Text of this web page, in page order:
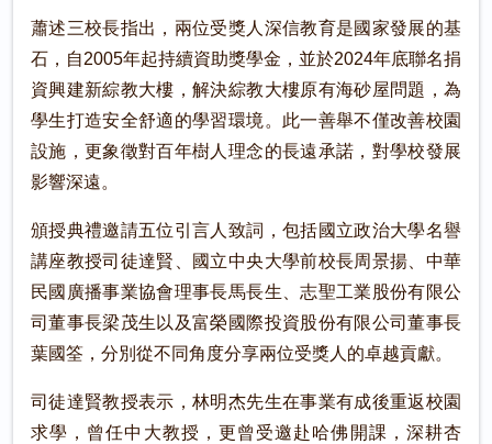
蕭述三校長指出，兩位受獎人深信教育是國家發展的基
石，自2005年起持續資助獎學金，並於2024年底聯名捐
資興建新綜教大樓，解決綜教大樓原有海砂屋問題，為
學生打造安全舒適的學習環境。此一善舉不僅改善校園
設施，更象徵對百年樹人理念的長遠承諾，對學校發展
影響深遠。
頒授典禮邀請五位引言人致詞，包括國立政治大學名譽
講座教授司徒達賢、國立中央大學前校長周景揚、中華
民國廣播事業協會理事長馬長生、志聖工業股份有限公
司董事長梁茂生以及富榮國際投資股份有限公司董事長
葉國筌，分別從不同角度分享兩位受獎人的卓越貢獻。
司徒達賢教授表示，林明杰先生在事業有成後重返校園
求學，曾任中大教授，更曾受邀赴哈佛開課，深耕杏